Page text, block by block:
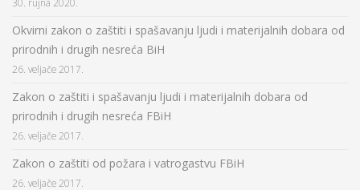
Okvirni zakon o zaštiti i spašavanju ljudi i materijalnih dobara od
prirodnih i drugih nesreća BiH
26. veljače 2017.
Zakon o zaštiti i spašavanju ljudi i materijalnih dobara od
prirodnih i drugih nesreća FBiH
26. veljače 2017.
Zakon o zaštiti od požara i vatrogastvu FBiH
26. veljače 2017.